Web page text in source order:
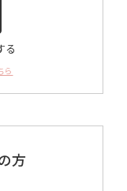
る
ら
方